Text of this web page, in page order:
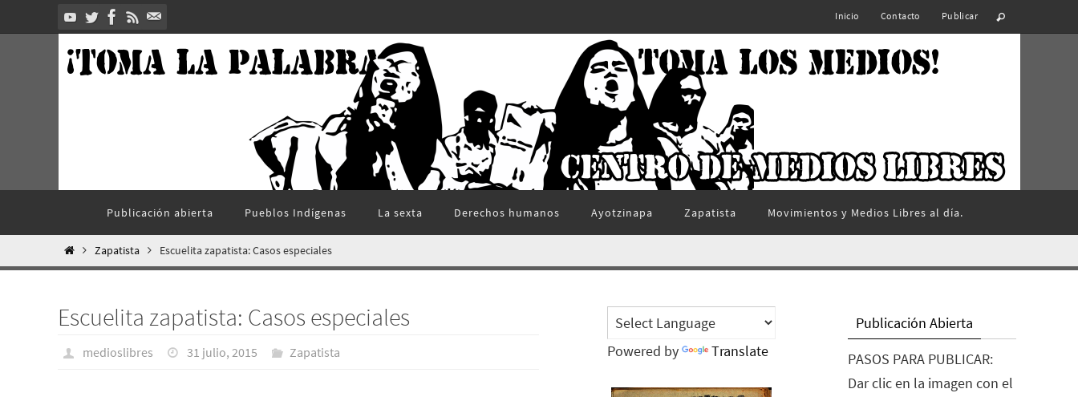
al
Inicio Contacto Publicar
contenido
Publicación abierta Pueblos Indí­genas La sexta Derechos humanos Ayotzinapa Zapatista Movimientos y Medios Libres al día.
InicioZapatista Escuelita zapatista: Casos especiales
Escuelita zapatista: Casos especiales
medioslibres 31 julio, 2015 Zapatista Powered by Translate
Publicación Abierta
PASOS PARA PUBLICAR:
Dar clic en la imagen con el